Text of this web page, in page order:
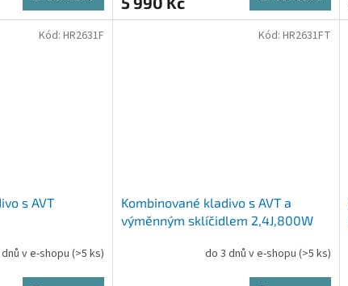
s AVT
v e-shopu (>5 ks)
Kód: HR2631F
Kombinované kladivo s AVT a
výměnným sklíčidlem 2,4J,800W
do 3 dnů v e-shopu (>5 ks)
Kód: HR2631FT